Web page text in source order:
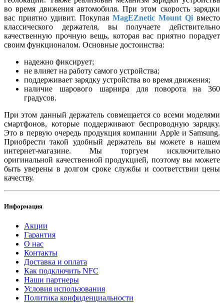
во время движения автомобиля. При этом скорость зарядки
вас приятно удивит. Покупая MagEZnetic Mount Qi вместо
классического держателя, вы получаете действительно
качественную прочную вещь, которая вас приятно порадует
своим функционалом. Основные достоинства:
надежно фиксирует;
не влияет на работу самого устройства;
поддерживает зарядку устройства во время движения;
наличие шарового шарнира для поворота на 360
градусов.
При этом данный держатель совмещается со всеми моделями
смартфонов, которые поддерживают беспроводную зарядку.
Это в первую очередь продукция компании Apple и Samsung.
Приобрести такой удобный держатель вы можете в нашем
интернет-магазине. Мы торгуем исключительно
оригинальной качественной продукцией, поэтому вы можете
быть уверены в долгом сроке службы и соответствии цены
качеству.
Информация
Акции
Гарантия
O нас
Контакты
Доставка и оплата
Как подключить NFC
Наши партнеры
Условия использования
Политика конфиденциальности